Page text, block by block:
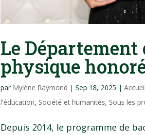
Le Département
physique
par Mylène Raymond |Sep 18, 2025 |
l'éducation, Société et humanités, Sous les
Depuis 2014, le programme de